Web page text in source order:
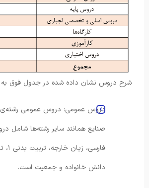
شرح دروس نشان داده شده در جدول فوق
دروس عمومی: دروس عمومی
صنایع همانند سایر رشته‌ها شامل
دانش خانواده و جمعیت است.